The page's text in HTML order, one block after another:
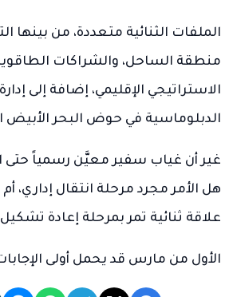
الملفات الثنائية متعددة، من بينها
منطقة الساحل، والشراكات
الاستراتيجي الإقليمي، إضافة إلى
الدبلوماسية في حوض البحر
غير أن غياب سفير معيَّن رسمياً حتى
هل الأمر مجرد مرحلة انتقال إداري،
علاقة ثنائية تمر بمرحلة إعادة
الأول من مارس قد يحمل أولى